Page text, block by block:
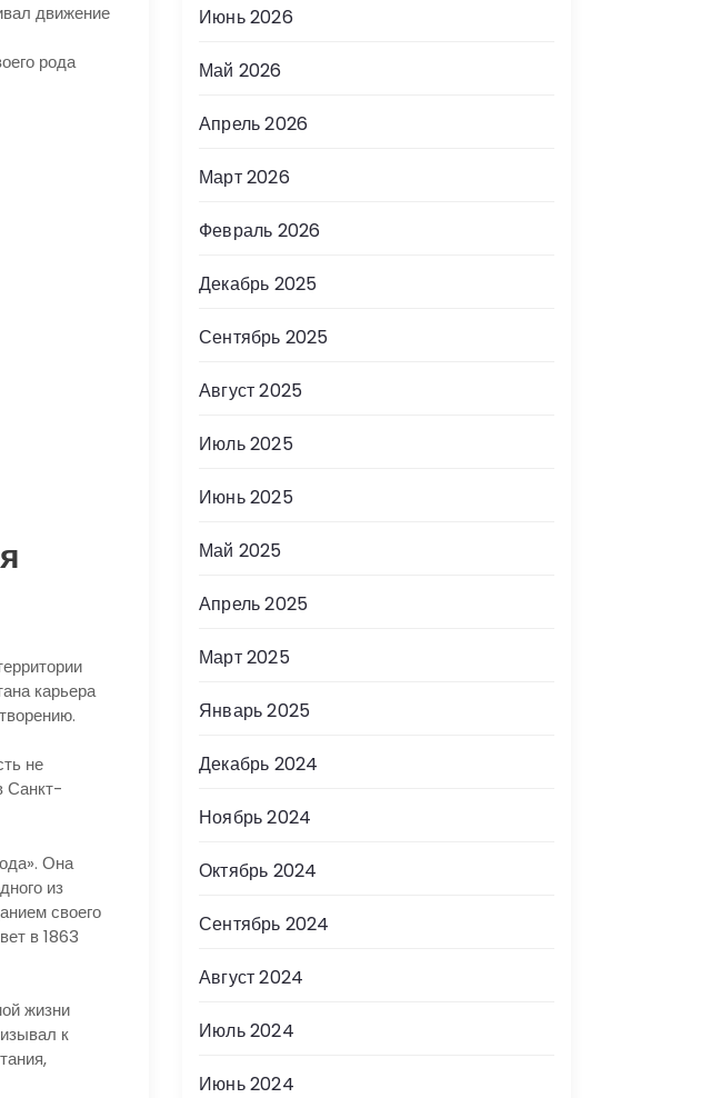
движение
рода
карьера
не
Санкт-
Она
из
своего
в 1863
жизни
к
Июнь 2026
Май 2026
Апрель 2026
Март 2026
Февраль 2026
Декабрь 2025
Сентябрь 2025
Август 2025
Июль 2025
Июнь 2025
Май 2025
Апрель 2025
Март 2025
Январь 2025
Декабрь 2024
Ноябрь 2024
Октябрь 2024
Сентябрь 2024
Август 2024
Июль 2024
Июнь 2024